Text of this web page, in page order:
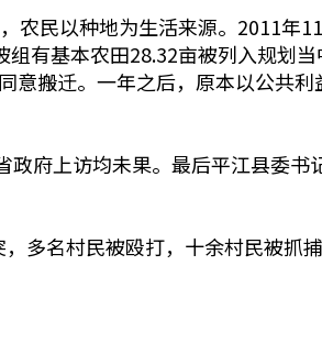
农民以种地为生活来源。2011年
有基本农田28.32亩被列入规划
意搬迁。一年之后，原本以公共
府上访均未果。最后平江县委书
多名村民被殴打，十余村民被抓捕